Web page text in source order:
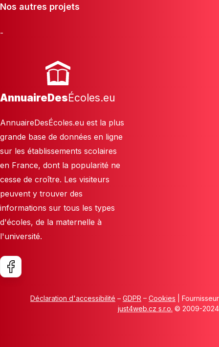
Nos autres projets
-
AnnuaireDesÉcoles.eu
AnnuaireDesÉcoles.eu est la plus
grande base de données en ligne
sur les établissements scolaires
en France, dont la popularité ne
cesse de croître. Les visiteurs
peuvent y trouver des
informations sur tous les types
d'écoles, de la maternelle à
l'université.
Déclaration d'accessibilité – GDPR – Cookies | Fournisseur
just4web.cz s.r.o. © 2009-2024